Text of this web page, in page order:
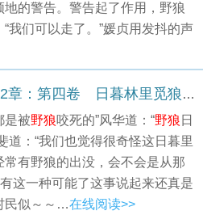
的警告。警告起了作用，野狼
我们可以走了。”媛贞用发抖的声
《魂断幽冥风月情》·第32章：第四卷 日暮林里觅狼踪（1）
是被野狼咬死的”风华道：“野狼 日
道：“我们也觉得很奇怪这日暮里
有野狼的出没，会不会是从那
这一种可能了这事说起来还真是
民似～～…在线阅读>>